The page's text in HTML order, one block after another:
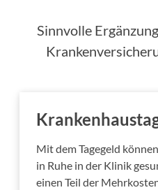
Sinnvolle
Mit dem Tagegeld
in Ruhe in der Klinik
einen Teil der